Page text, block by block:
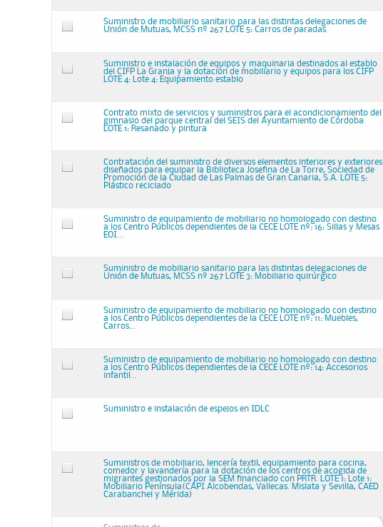
Suministro de mobiliario sanitario para las distintas delegaciones de
Unión de Mutuas, MCSS nº 267 LOTE 5: Carros de paradas
Suministro e instalación de equipos y maquinaria destinados al establo
del CIFP La Granja y la dotación de mobiliario y equipos para los CIFP
LOTE 4: Lote 4: Equipamiento establo
Contrato mixto de servicios y suministros para el acondicionamiento del
gimnasio del parque central del SEIS del Ayuntamiento de Córdoba
LOTE 1: Resanado y pintura
Contratación del suministro de diversos elementos interiores y exteriores
diseñados para equipar la Biblioteca Josefina de La Torre, Sociedad de
Promoción de la Ciudad de Las Palmas de Gran Canaria, S.A. LOTE 5:
Plástico reciclado
Suministro de equipamiento de mobiliario no homologado con destino
a los Centro Públicos dependientes de la CECE LOTE nº: 16: Sillas y Mesas
EOI...
Suministro de mobiliario sanitario para las distintas delegaciones de
Unión de Mutuas, MCSS nº 267 LOTE 3: Mobiliario quirúrgico
Suministro de equipamiento de mobiliario no homologado con destino
a los Centro Públicos dependientes de la CECE LOTE nº: 11: Muebles,
Carros...
Suministro de equipamiento de mobiliario no homologado con destino
a los Centro Públicos dependientes de la CECE LOTE nº: 14: Accesorios
infantil...
Suministro e instalación de espejos en IDLC
Suministros de mobiliario, lencería textil, equipamiento para cocina,
comedor y lavandería para la dotación de los centros de acogida de
migrantes gestionados por la SEM financiado con PRTR. LOTE 1: Lote 1:
Mobiliario Península(CAPI Alcobendas, Vallecas. Mislata y Sevilla, CAED
Carabanchel y Mérida)